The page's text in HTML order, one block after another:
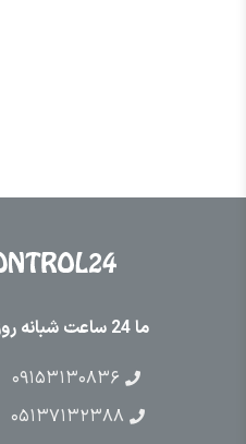
ما 24 ساعت شبانه روز در کنار شما هستیم
۰۹۱۵۳۱۳۰۸۳۶
۰۵۱۳۷۱۳۲۳۸۸